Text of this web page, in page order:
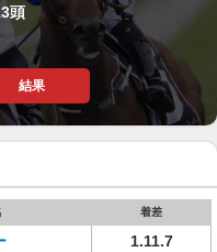
頭
結果
着差
1.11.7